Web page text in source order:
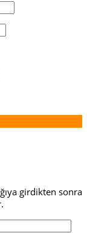
girdikten sonra